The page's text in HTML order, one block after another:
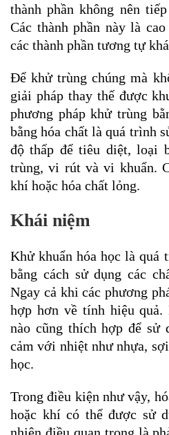
thành phần không nên
Các thành phần này là
các thành phần tương tự
Để khử trùng chúng mà
giải pháp thay thế được
phương pháp khử trùng
bằng hóa chất là quá trình
độ thấp để tiêu diệt, loại
trùng, vi rút và vi khuẩn.
khí hoặc hóa chất lỏng.
Khái niệm
Khử khuẩn hóa học là
bằng cách sử dụng các
Ngay cả khi các phương
hợp hơn về tính hiệu quả.
nào cũng thích hợp để sử
cảm với nhiệt như nhựa,
học.
Trong điều kiện như vậy,
hoặc khí có thể được sử